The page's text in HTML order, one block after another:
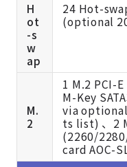
H
ot
-s
w
ap
24 Hot-
(optional
M.
2
1 M.2 PCI-
M-Key
via
ts list) 、2
(2260/
card AOC-